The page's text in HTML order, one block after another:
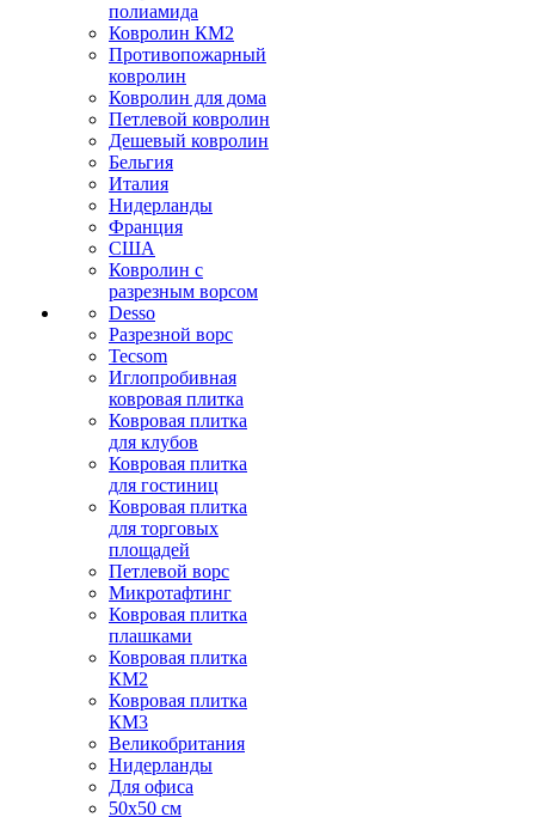
полиамида
Ковролин КМ2
Противопожарный
ковролин
Ковролин для дома
Петлевой ковролин
Дешевый ковролин
Бельгия
Италия
Нидерланды
Франция
США
Ковролин с
разрезным ворсом
Desso
Разрезной ворс
Tecsom
Иглопробивная
ковровая плитка
Ковровая плитка
для клубов
Ковровая плитка
для гостиниц
Ковровая плитка
для торговых
площадей
Петлевой ворс
Микротафтинг
Ковровая плитка
плашками
Ковровая плитка
КМ2
Ковровая плитка
КМ3
Великобритания
Нидерланды
Для офиса
50х50 см